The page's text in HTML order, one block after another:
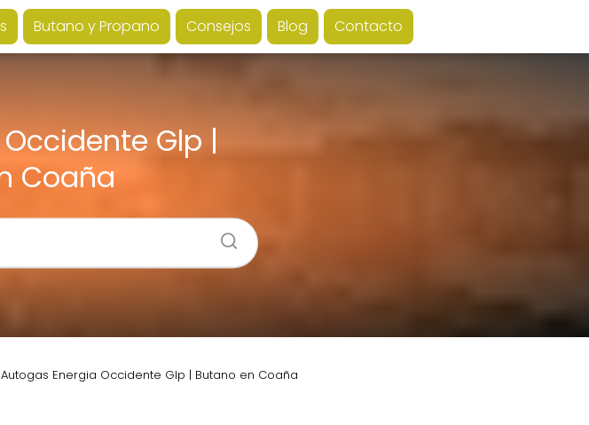
Butano y Propano Consejos Blog Contacto
Glp |
Coaña
Autogas Energia Occidente Glp | Butano en Coaña